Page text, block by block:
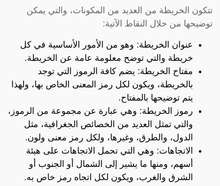
تتكون الخريطة من العديد من المكونات، والتي يمكن
توضيحها من خلال النقاط الآتية:
عنوان الخريطة: وهو من الأمور الأساسية في كل
خريطة والتي توضح معلومة عامة عن الخريطة.
مفتاح الخريطة: يضم كافة الرموز التي توجد
بالخريطة، ويكون لكل رمز المعنى الخاص بها، ولهذا
يتم توضيحها بالمفتاح.
رموز الخريطة: وهي عبارة عن مجموعة من الرموز،
والتي تمثل العديد من الخصائص الجغرافية، مثل
الدول، والطرق، وغيرها، ولكل رمز معنى ولون.
الاتجاهات: وهي التي تحمل الاتجاهات على هيئة
أسهم، ومنها ما يشير إلى الشمال أو الجنوب أو
الشرق والغرب، ويكون لكل اتجاه رمز خاص به.